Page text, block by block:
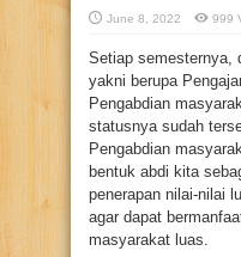
June 8, 2022 999
Setiap semesternya,
yakni berupa
Pengabdian
statusnya sudah
Pengabdian
bentuk abdi kita
penerapan nilai-nilai
agar dapat
masyarakat luas.